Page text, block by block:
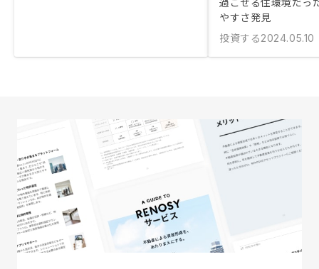
やすさ発見
投資する2024.05.10